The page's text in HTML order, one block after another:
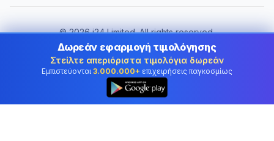
©2026i24 Limited. All rights reserved.
Εξυπηρετώντας επιχειρήσεις στην Cyprus
Αλλαγή χώρας:
Cyprus
Δωρεάν εφαρμογή τιμολόγησης
Στείλτε απεριόριστα τιμολόγια δωρεάν
Εμπιστεύονται 3.000.000+ επιχειρήσεις παγκοσμίως